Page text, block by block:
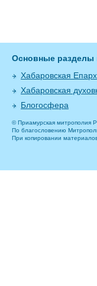
Основные разделы
Хабаровская
Хабаровская
Блогосфера
© Приамурская митрополия
По благословению
При копировании